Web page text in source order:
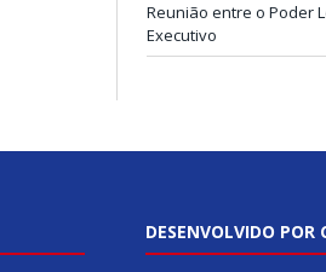
Reunião entre o Poder
Executivo
DESENVOLVIDO POR